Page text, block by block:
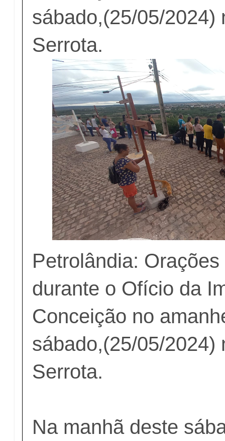
sábado,(25/05/2024)
Serrota.
Petrolândia:
durante o Ofício da
Conceição no
sábado,(25/05/2024)
Serrota.
Na manhã deste